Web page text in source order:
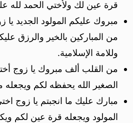
قرة عين لك ولأختي الحمد لله
مبروك عليكم المولود الجديد
من المباركين بالخير والرزق
وللامة الإسلامية.
من القلب ألف مبروك يا زوج
الصغير الله يحفظه لكم ويجعله
مبارك عليك ما انجبتم يا زوج
المولود ويجعله قرة عين لكم